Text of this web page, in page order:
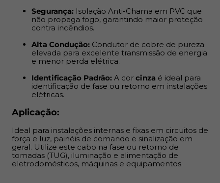
Ideal para instalações internas e fixas em circuitos de
Utilize este cabo na fase ou retorno de tomadas (TUG),
iluminação e alimentação de eletrodomésticos,
Segurança: Isolação Anti-Chama em PVC que
não propaga fogo, garantindo maior proteção
contra incêndios.
Alta Condução: Condutor de cobre de pureza
elevada para excelente transmissão de energia
e menor perda elétrica.
Identificação Padrão: A cor cinza é ideal para
identificação de fase ou retorno em instalações
elétricas.
Aplicação:
Ideal para instalações internas e fixas em circuitos de
força e luz, painéis de comando e sinalização em
geral. Utilize este cabo na fase ou retorno de
tomadas (TUG), iluminação e alimentação de
eletrodomésticos, máquinas e equipamentos.